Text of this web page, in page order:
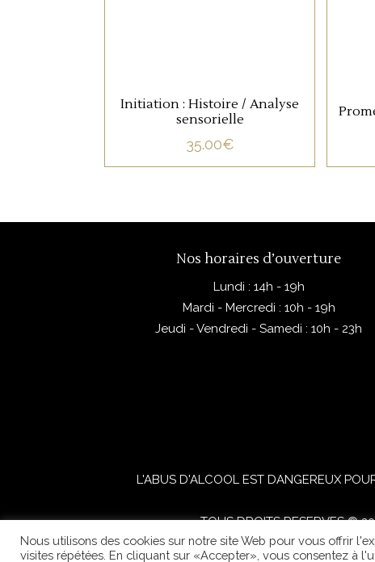
Initiation : Histoire / Analyse
sensorielle
35.00€
Nos horaires d’ouverture
Lundi : 14h - 19h
Mardi - Mercredi : 10h - 19h
Jeudi - Vendredi - Samedi : 10h - 23h
L'ABUS D'ALCOOL EST DANGEREUX
TOUS DROITS RESERVES ©
Nous utilisons des cookies sur notre site Web pour vous offrir
visites répétées. En cliquant sur «Accepter», vous consentez à